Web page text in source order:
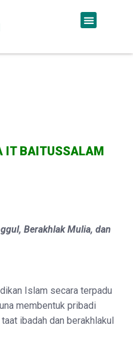
IT BAITUSSALAM
Berakhlak Mulia, dan
Islam secara terpadu
membentuk pribadi
ibadah dan berakhlakul